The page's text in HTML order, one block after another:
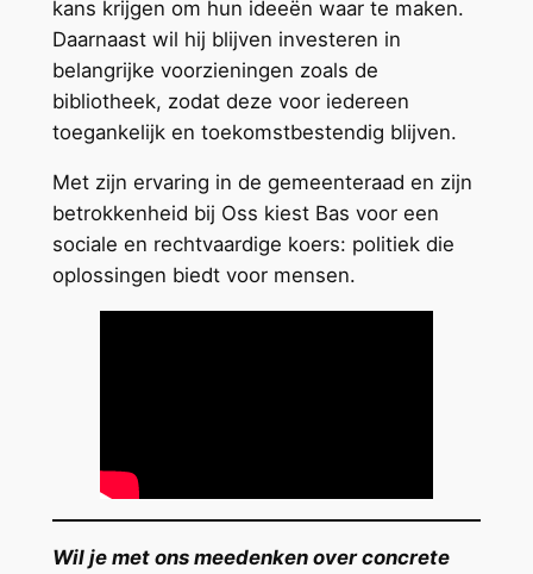
kans krijgen om hun ideeën waar te maken.
Daarnaast wil hij blijven investeren in
belangrijke voorzieningen zoals de
bibliotheek, zodat deze voor iedereen
toegankelijk en toekomstbestendig blijven.
Met zijn ervaring in de gemeenteraad en zijn
betrokkenheid bij Oss kiest Bas voor een
sociale en rechtvaardige koers: politiek die
oplossingen biedt voor mensen.
Wil je met ons meedenken over concrete